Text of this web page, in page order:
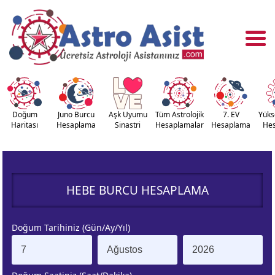
KUZEY AY
DÜĞÜMÜ
Doğum
Haritası
Juno Burcu
Hesaplama
Aşk Uyumu
Sinastri
Tüm Astrolojik
Hesaplamalar
7. EV
Hesaplama
HEBE BURCU HESAPLAMA
Doğum Tarihiniz (Gün/Ay/Yıl)